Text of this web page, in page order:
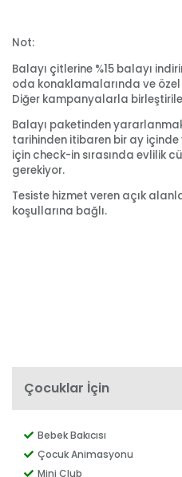
Not:
Balayı çitlerine %15 balayı
oda konaklamalarında ve
Diğer kampanyalarla
Balayı paketinden
tarihinden itibaren bir ay
için check-in sırasında evlilik
gerekiyor.
Tesiste hizmet veren açık
koşullarına bağlı.
Çocuklar İçin
Bebek Bakıcısı
Çocuk Animasyonu
Mini Club